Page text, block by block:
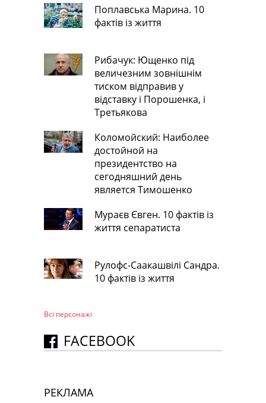
Поплавська Марина. 10
фактів із життя
Рибачук: Ющенко під
величезним зовнішнім
тиском відправив у
відставку і Порошенка, і
Третьякова
Коломойский: Наиболее
достойной на
президентство на
сегодняшний день
является Тимошенко
Мураєв Євген. 10 фактів із
життя сепаратиста
Рулофс-Саакашвілі Сандра.
10 фактів із життя
Всі персонажi
FACEBOOK
РЕКЛАМА